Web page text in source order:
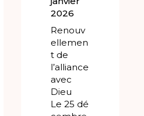
2026
Renouv
ellemen
t de
l’alliance
avec
Dieu
Le 25 dé